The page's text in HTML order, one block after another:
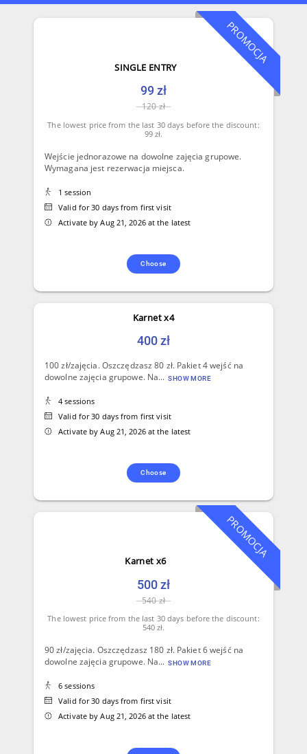
PROMOCJA
SINGLE ENTRY
99 zł
120 zł
The lowest price from the last 30 days before the discount:
99 zł.
Wejście jednorazowe na dowolne zajęcia grupowe.
Wymagana jest rezerwacja miejsca.
1 session
Valid for 30 days from first visit
Activate by Aug 21, 2026 at the latest
Choose
Karnet x4
400 zł
100 zł/zajęcia. Oszczędzasz 80 zł. Pakiet 4 wejść na
dowolne zajęcia grupowe. Na... SHOW MORE
4 sessions
Valid for 30 days from first visit
Activate by Aug 21, 2026 at the latest
Choose
PROMOCJA
Karnet x6
500 zł
540 zł
The lowest price from the last 30 days before the discount:
540 zł.
90 zł/zajęcia. Oszczędzasz 180 zł. Pakiet 6 wejść na
dowolne zajęcia grupowe. Na... SHOW MORE
6 sessions
Valid for 30 days from first visit
Activate by Aug 21, 2026 at the latest